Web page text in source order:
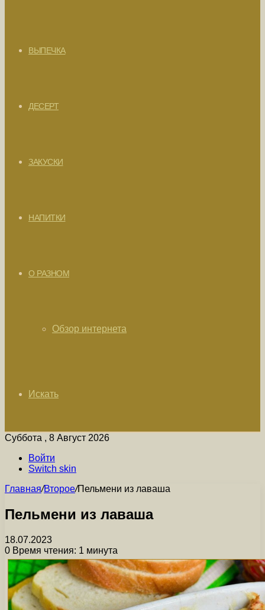
ВЫПЕЧКА
ДЕСЕРТ
ЗАКУСКИ
НАПИТКИ
О РАЗНОМ
Обзор интернета
Искать
Суббота , 8 Август 2026
Войти
Switch skin
Главная/Второе/Пельмени из лаваша
Пельмени из лаваша
18.07.2023
0 Время чтения: 1 минута